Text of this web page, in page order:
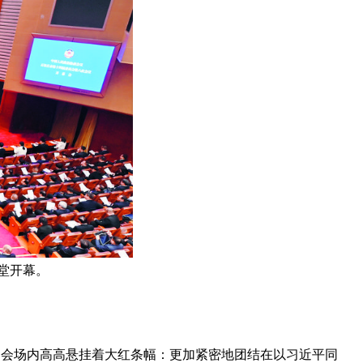
开幕。
场内高高悬挂着大红条幅：更加紧密地团结在以习近平同